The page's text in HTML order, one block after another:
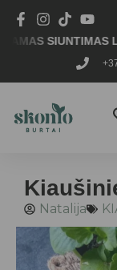
SIUNTIMAS
Natalija